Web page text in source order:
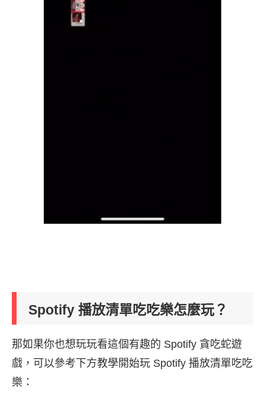
Spotify 播放清單吃吃樂怎麼玩？
那如果你也想玩玩看這個有趣的 Spotify 貪吃蛇遊
戲，可以參考下方教學開始玩 Spotify 播放清單吃吃
樂：